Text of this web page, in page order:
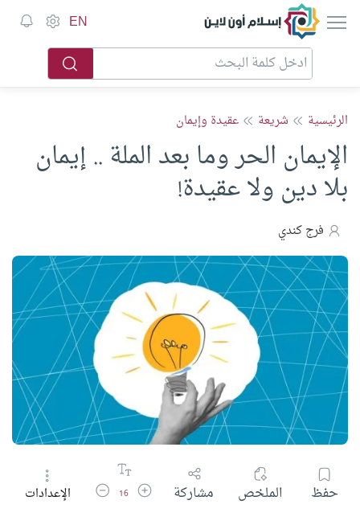
إسلام أون لاين EN
الرئيسية شريعة عقيدة وإيمان
الإيمان الحر وما بعد الملة .. إيمان
بلا دين ولا عقيدة!
فرج كندي
حفظ الملخص مشاركة زيادة حجم الخط
16 تقليل حجم الخط
الإعدادات